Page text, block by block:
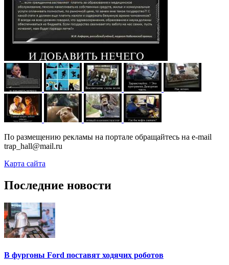
По размещению рекламы на портале обращайтесь на e-mail
trap_hall@mail.ru
Карта сайта
Последние новости
В фургоны Ford поставят ходячих роботов